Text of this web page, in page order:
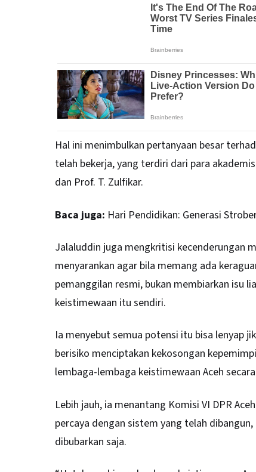
Hal ini menimbulkan pertanyaan besar
telah bekerja, yang terdiri dari para
dan Prof. T. Zulfikar.
Baca juga: Hari Pendidikan: Generasi
Jalaluddin juga mengkritisi kecenderungan
menyarankan agar bila memang ada
pemanggilan resmi, bukan membiarkan isu
keistimewaan itu sendiri.
Ia menyebut semua potensi itu bisa lenyap
berisiko menciptakan kekosongan
lembaga-lembaga keistimewaan Aceh
Lebih jauh, ia menantang Komisi VI DPR
percaya dengan sistem yang telah
dibubarkan saja.